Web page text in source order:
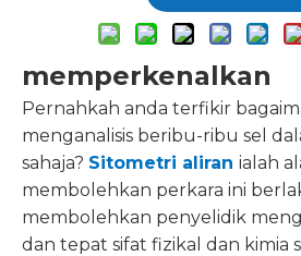
memperkenalkan
Pernahkah anda terfikir
menganalisis beribu-ribu sel
sahaja? Sitometri aliran ialah
membolehkan perkara ini
membolehkan penyelidik
dan tepat sifat fizikal dan kimia